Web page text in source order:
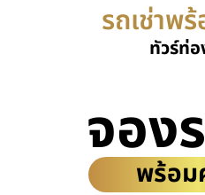
รถเช่าพ
ทัวร์ท่อ
จอง
พร้อ